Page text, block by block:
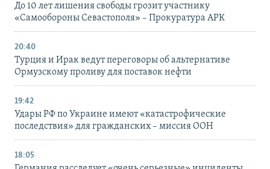
До 10 лет лишения свободы грозит участнику
«Самообороны Севастополя» – Прокуратура АРК
20:40
Турция и Ирак ведут переговоры об альтернативе
Ормузскому проливу для поставок нефти
19:42
Удары РФ по Украине имеют «катастрофические
последствия» для гражданских – миссия ООН
18:05